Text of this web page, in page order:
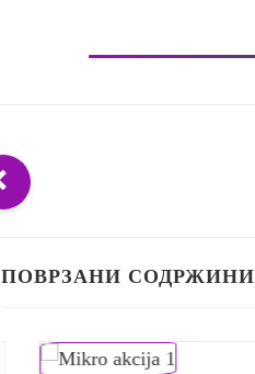
ПОВРЗАНИ СОДРЖИНИ